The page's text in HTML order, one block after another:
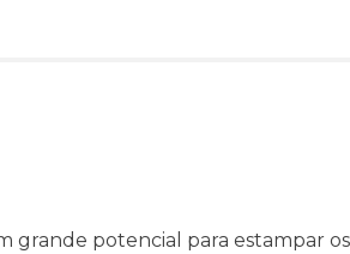
grande potencial para estampar